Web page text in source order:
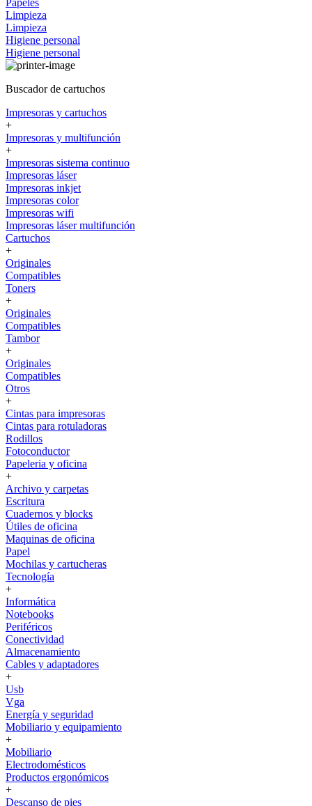
Papeles
Limpieza
Limpieza
Higiene personal
Higiene personal
Buscador de cartuchos
Impresoras y cartuchos
+
Impresoras y multifunción
+
Impresoras sistema continuo
Impresoras láser
Impresoras inkjet
Impresoras color
Impresoras wifi
Impresoras láser multifunción
Cartuchos
+
Originales
Compatibles
Toners
+
Originales
Compatibles
Tambor
+
Originales
Compatibles
Otros
+
Cintas para impresoras
Cintas para rotuladoras
Rodillos
Fotoconductor
Papeleria y oficina
+
Archivo y carpetas
Escritura
Cuadernos y blocks
Útiles de oficina
Maquinas de oficina
Papel
Mochilas y cartucheras
Tecnología
+
Informática
Notebooks
Periféricos
Conectividad
Almacenamiento
Cables y adaptadores
+
Usb
Vga
Energía y seguridad
Mobiliario y equipamiento
+
Mobiliario
Electrodomésticos
Productos ergonómicos
+
Descanso de pies